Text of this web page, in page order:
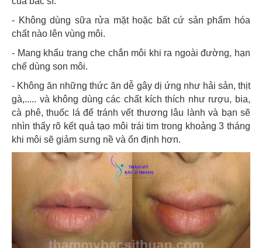
- Không dùng sữa rửa mặt hoặc bất cứ sản phẩm hóa
chất nào lên vùng môi.
- Mang khẩu trang che chắn môi khi ra ngoài đường, hạn
chế dùng son môi.
- Không ăn những thức ăn dễ gây dị ứng như hải sản, thịt
gà,..... và không dùng các chất kích thích như rượu, bia,
cà phê, thuốc lá để tránh vết thương lâu lành và bạn sẽ
nhìn thấy rõ kết quả tạo môi trái tim trong khoảng 3 tháng
khi môi sẽ giảm sưng nề và ổn định hơn.